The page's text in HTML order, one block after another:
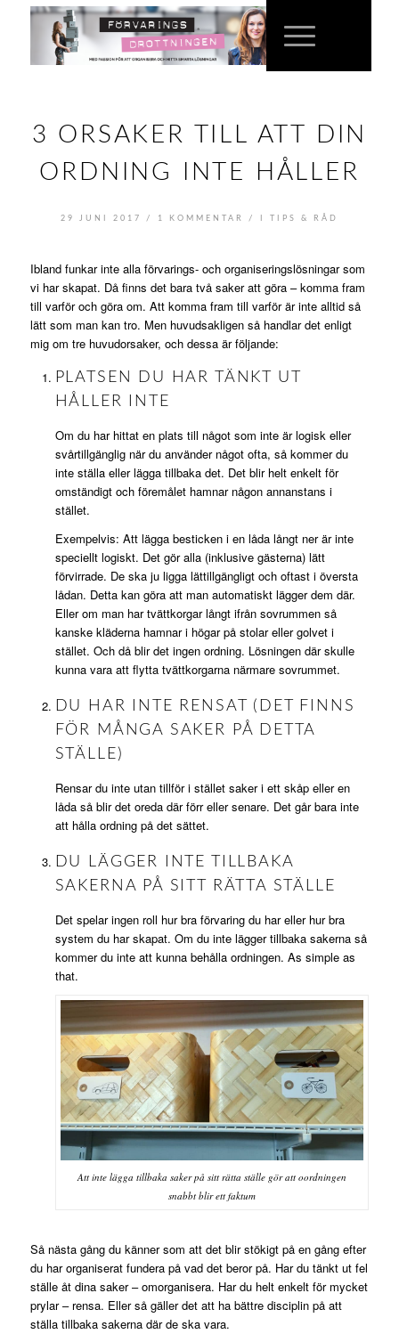
3 ORSAKER TILL ATT DIN
ORDNING INTE HÅLLER
29 JUNI 2017 / 1 KOMMENTAR / TIPS & RÅD
Ibland funkar inte alla förvarings- och organiseringslösningar som
vi har skapat. Då finns det bara två saker att göra – komma fram
till varför och göra om. Att komma fram till varför är inte alltid så
lätt som man kan tro. Men huvudsakligen så handlar det enligt
mig om tre huvudorsaker, och dessa är följande:
PLATSEN DU HAR TÄNKT UT
HÅLLER INTE
Om du har hittat en plats till något som inte är logisk eller
svårtillgänglig när du använder något ofta, så kommer du
inte ställa eller lägga tillbaka det. Det blir helt enkelt för
omständigt och föremålet hamnar någon annanstans i
stället.
Exempelvis: Att lägga besticken i en låda långt ner är inte
speciellt logiskt. Det gör alla (inklusive gästerna) lätt
förvirrade. De ska ju ligga lättillgängligt och oftast i översta
lådan. Detta kan göra att man automatiskt lägger dem där.
Eller om man har tvättkorgar långt ifrån sovrummen så
kanske kläderna hamnar i högar på stolar eller golvet i
stället. Och då blir det ingen ordning. Lösningen där skulle
kunna vara att flytta tvättkorgarna närmare sovrummet.
DU HAR INTE RENSAT (DET FINNS
FÖR MÅNGA SAKER PÅ DETTA
STÄLLE)
Rensar du inte utan tillför i stället saker i ett skåp eller en
låda så blir det oreda där förr eller senare. Det går bara inte
att hålla ordning på det sättet.
DU LÄGGER INTE TILLBAKA
SAKERNA PÅ SITT RÄTTA STÄLLE
Det spelar ingen roll hur bra förvaring du har eller hur bra
system du har skapat. Om du inte lägger tillbaka sakerna så
kommer du inte att kunna behålla ordningen. As simple as
that.
Att inte lägga tillbaka saker på sitt rätta ställe gör att oordningen
snabbt blir ett faktum
Så nästa gång du känner som att det blir stökigt på en gång efter
du har organiserat fundera på vad det beror på. Har du tänkt ut fel
ställe åt dina saker – omorganisera. Har du helt enkelt för mycket
prylar – rensa. Eller så gäller det att ha bättre disciplin på att
ställa tillbaka sakerna där de ska vara.